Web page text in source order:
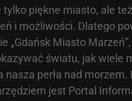
tylko piękne miasto, ale
i możliwości. Dlatego
„Gdańsk Miasto
światu, jak wiele
nasza perła nad morzem.
jest Portal